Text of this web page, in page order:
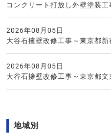
コンクリート打放し外壁塗装
2026年08月05日
大谷石擁壁改修工事～東京都新
2026年08月05日
大谷石擁壁改修工事～東京都文
地域別